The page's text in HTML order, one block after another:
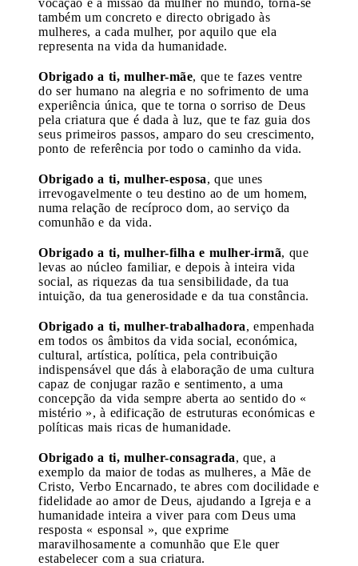
também um concreto e directo obrigado às
mulheres, a cada mulher, por aquilo que ela
representa na vida da humanidade.
Obrigado a ti, mulher-mãe, que te fazes ventre
do ser humano na alegria e no sofrimento de uma
experiência única, que te torna o sorriso de Deus
pela criatura que é dada à luz, que te faz guia dos
seus primeiros passos, amparo do seu crescimento,
ponto de referência por todo o caminho da vida.
Obrigado a ti, mulher-esposa, que unes
irrevogavelmente o teu destino ao de um homem,
numa relação de recíproco dom, ao serviço da
comunhão e da vida.
Obrigado a ti, mulher-filha e mulher-irmã, que
levas ao núcleo familiar, e depois à inteira vida
social, as riquezas da tua sensibilidade, da tua
intuição, da tua generosidade e da tua constância.
Obrigado a ti, mulher-trabalhadora, empenhada
em todos os âmbitos da vida social, económica,
cultural, artística, política, pela contribuição
indispensável que dás à elaboração de uma cultura
capaz de conjugar razão e sentimento, a uma
concepção da vida sempre aberta ao sentido do «
mistério », à edificação de estruturas económicas e
políticas mais ricas de humanidade.
Obrigado a ti, mulher-consagrada, que, a
exemplo da maior de todas as mulheres, a Mãe de
Cristo, Verbo Encarnado, te abres com docilidade e
fidelidade ao amor de Deus, ajudando a Igreja e a
humanidade inteira a viver para com Deus uma
resposta « esponsal », que exprime
maravilhosamente a comunhão que Ele quer
estabelecer com a sua criatura.